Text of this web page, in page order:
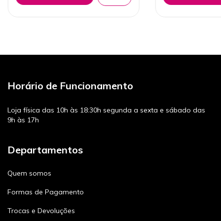
Horário de Funcionamento
Loja física das 10h às 18:30h segunda a sexta e sábado das
9h às 17h
Departamentos
Quem somos
Formas de Pagamento
Trocas e Devoluções